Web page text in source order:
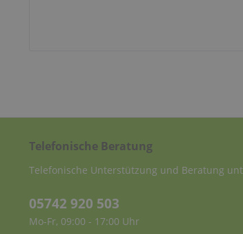
Telefonische Beratung
Telefonische Unterstützung und Beratung
05742 920 503
Mo-Fr, 09:00 - 17:00 Uhr